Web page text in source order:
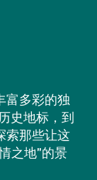
富多彩的独
史地标，到
索那些让这
之地”的景